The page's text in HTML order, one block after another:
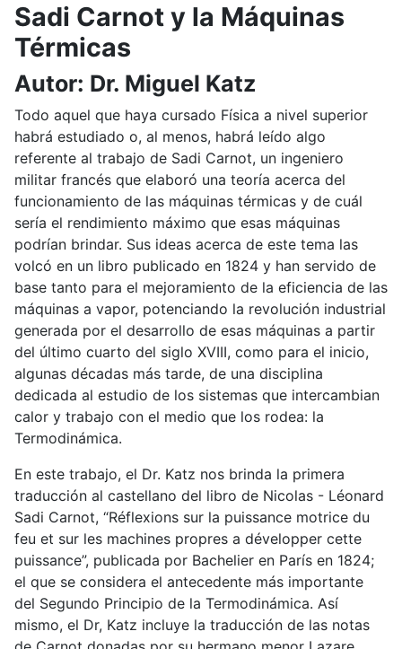
Sadi Carnot y la Máquinas
Térmicas
Autor: Dr. Miguel Katz
Todo aquel que haya cursado Física a nivel superior
habrá estudiado o, al menos, habrá leído algo
referente al trabajo de Sadi Carnot, un ingeniero
militar francés que elaboró una teoría acerca del
funcionamiento de las máquinas térmicas y de cuál
sería el rendimiento máximo que esas máquinas
podrían brindar. Sus ideas acerca de este tema las
volcó en un libro publicado en 1824 y han servido de
base tanto para el mejoramiento de la eficiencia de las
máquinas a vapor, potenciando la revolución industrial
generada por el desarrollo de esas máquinas a partir
del último cuarto del siglo XVIII, como para el inicio,
algunas décadas más tarde, de una disciplina
dedicada al estudio de los sistemas que intercambian
calor y trabajo con el medio que los rodea: la
Termodinámica.
En este trabajo, el Dr. Katz nos brinda la primera
traducción al castellano del libro de Nicolas - Léonard
Sadi Carnot, “Réflexions sur la puissance motrice du
feu et sur les machines propres a développer cette
puissance”, publicada por Bachelier en París en 1824;
el que se considera el antecedente más importante
del Segundo Principio de la Termodinámica. Así
mismo, el Dr, Katz incluye la traducción de las notas